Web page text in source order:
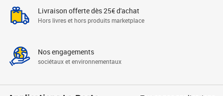
Livraison offerte dès 25€ d'achat
Hors livres et hors produits marketplace
Nos engagements
sociétaux et environnementaux